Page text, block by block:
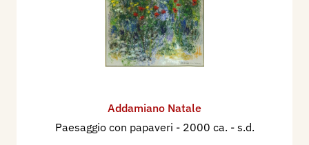
Addamiano Natale
Paesaggio con papaveri - 2000 ca. - s.d.